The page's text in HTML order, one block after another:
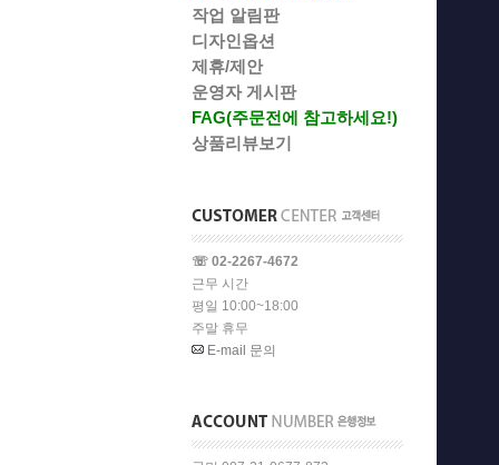
작업 알림판
디자인옵션
제휴/제안
운영자 게시판
FAG(주문전에 참고하세요!)
상품리뷰보기
☏ 02-2267-4672
근무 시간
평일 10:00~18:00
주말 휴무
E-mail 문의